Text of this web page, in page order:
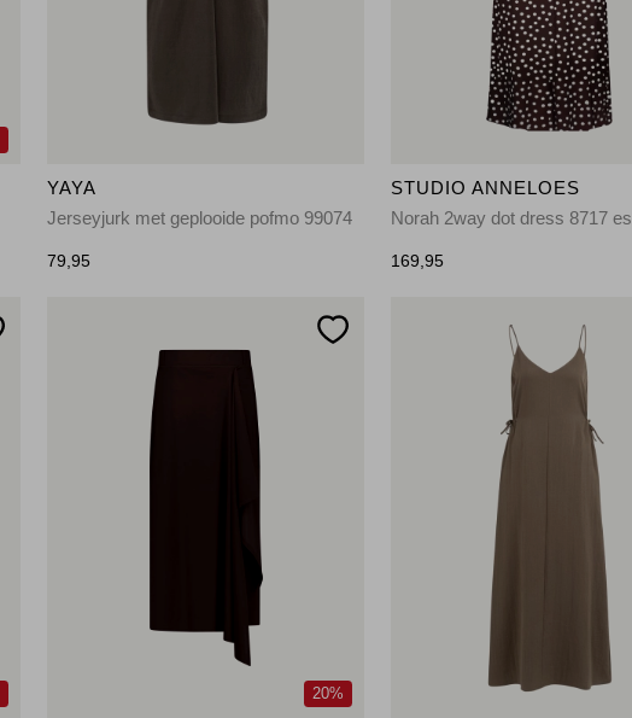
YAYA
Jerseyjurk met geplooide pofmo 99074
79,95
STUDIO ANNELOES
169,95
20%